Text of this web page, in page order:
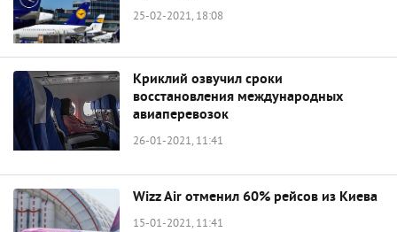
25-02-2021, 18:08
Криклий озвучил сроки
восстановления международных
авиаперевозок
26-01-2021, 11:41
Wizz Air отменил 60% рейсов из Киева
15-01-2021, 11:41